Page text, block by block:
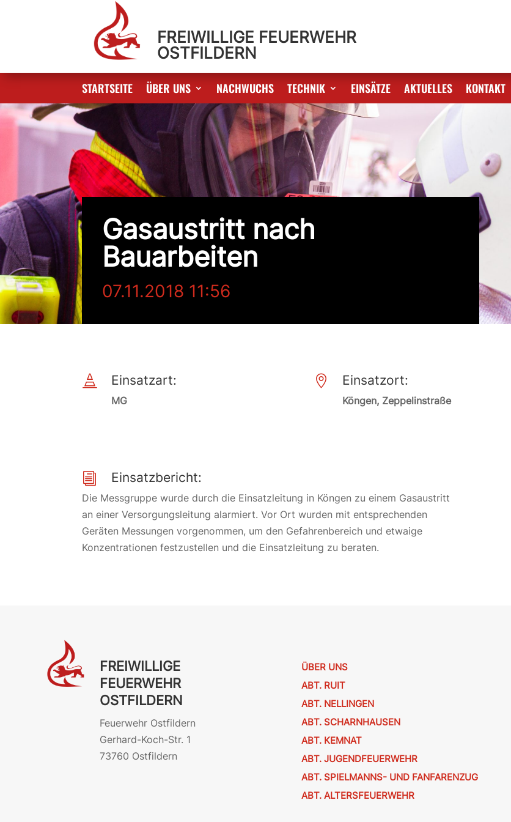
FREIWILLIGE FEUERWEHR
OSTFILDERN
STARTSEITE ÜBER UNS NACHWUCHS TECHNIK EINSÄTZE AKTUELLES KONTAKT
Gasaustritt nach
Bauarbeiten
07.11.2018 11:56
 Einsatzart:
MG
 Einsatzort:
Köngen, Zeppelinstraße
i Einsatzbericht:
Die Messgruppe wurde durch die Einsatzleitung in Köngen zu einem Gasaustritt
an einer Versorgungsleitung alarmiert. Vor Ort wurden mit entsprechenden
Geräten Messungen vorgenommen, um den Gefahrenbereich und etwaige
Konzentrationen festzustellen und die Einsatzleitung zu beraten.
FREIWILLIGE
FEUERWEHR
OSTFILDERN
Feuerwehr Ostfildern
Gerhard-Koch-Str. 1
73760 Ostfildern
ÜBER UNS
ABT. RUIT
ABT. NELLINGEN
ABT. SCHARNHAUSEN
ABT. KEMNAT
ABT. JUGENDFEUERWEHR
ABT. SPIELMANNS- UND FANFARENZUG
ABT. ALTERSFEUERWEHR